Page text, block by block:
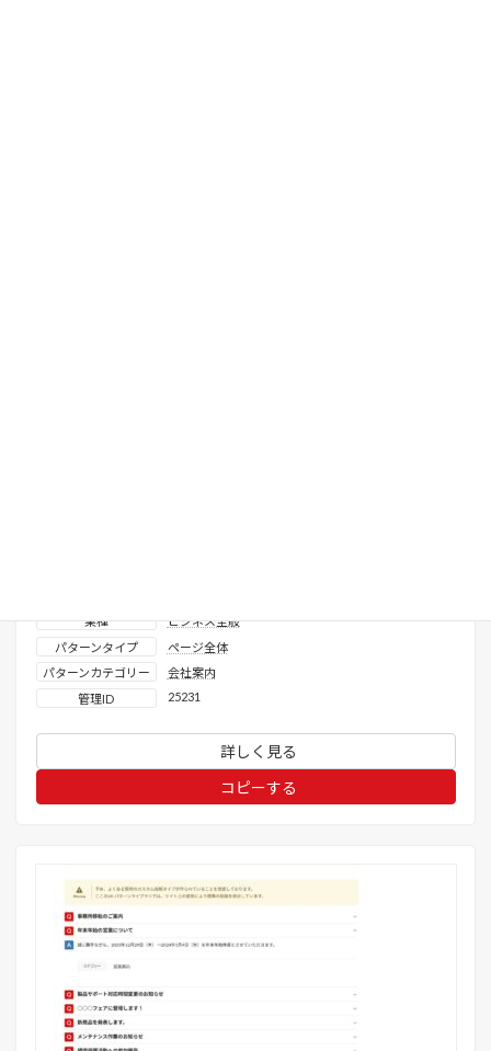
業種
ビジネス全般
パターンタイプ
ページ全体
パターンカテゴリー
会社案内
管理ID
25231
詳しく見る
コピーする